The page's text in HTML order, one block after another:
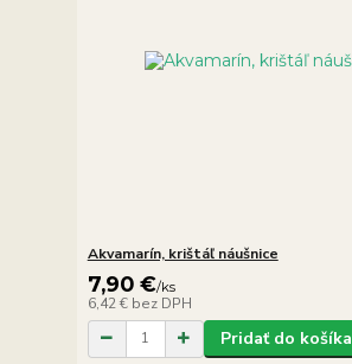
Akvamarín, krištáľ náušnice
7,90 €/ks
6,42 € bez DPH
Pridať do košíka